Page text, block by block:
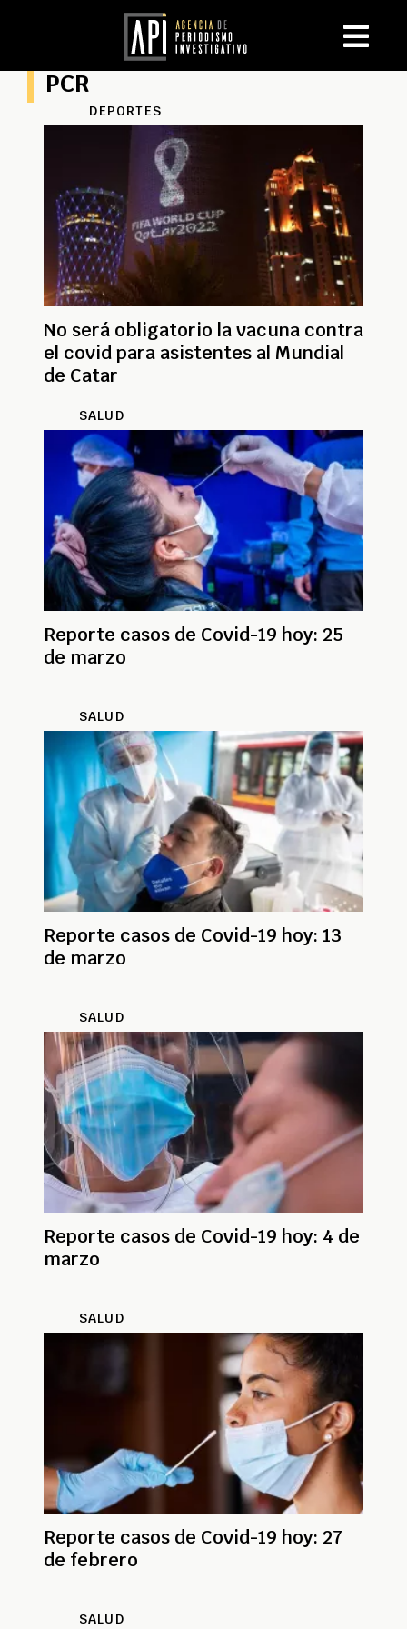
PCR
DEPORTES
No será obligatorio la vacuna contra
el covid para asistentes al Mundial
de Catar
SALUD
Reporte casos de Covid-19 hoy: 25
de marzo
SALUD
Reporte casos de Covid-19 hoy: 13
de marzo
SALUD
Reporte casos de Covid-19 hoy: 4 de
marzo
SALUD
Reporte casos de Covid-19 hoy: 27
de febrero
SALUD